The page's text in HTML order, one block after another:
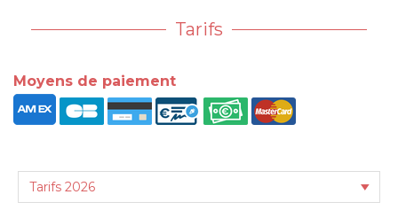
Tarifs
Moyens de paiement